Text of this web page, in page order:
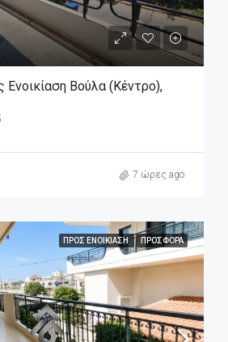
Ενοικίαση Βούλα (Κέντρο),
7 ώρες ago
ΠΡΟΣ ΕΝΟΙΚΊΑΣΗ ΠΡΟΣΦΟΡΆ